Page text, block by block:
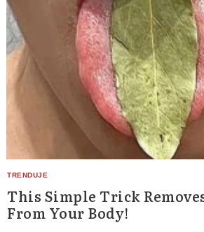
This Simple Trick
From Your Body!